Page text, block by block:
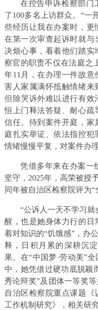
在控告申诉检察部门
了100多名上访群众。“一
些经历让我在办案时，更
在第一次审查起诉时就与
决烦心事，看着他们踏
察官的职责不仅在法庭之
年11月，在办理一件故
害人家属满怀抵触情绪来
但除哭诉外难以进行有效
恒上门释法答疑、耐心疏
信任。待到案件开庭，家
庭扎实举证、依法指控
情绪慢慢平复，对案件办
凭借多年来在办案一
坚守，2025年，高荣被授
同年被自治区检察院评为“
“公诉人一天不学习
醒，也是她身体力行的日
着对知识的“饥饿感”，办
释，日积月累的深耕沉
果。在“中国梦·劳动美”
中，她凭借过硬功底脱颖
秀论辩奖”及团体一等奖
自治区检察院重点课题
工作机制研究》，相关研